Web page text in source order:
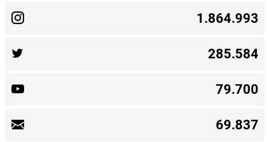
1.864.993
285.584
79.700
69.837